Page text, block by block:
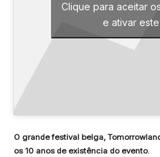
Clique para aceitar
e ativar
O grande festival belga,
os 10 anos de existência do evento.